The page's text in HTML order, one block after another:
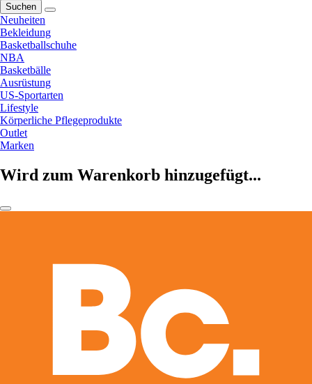
Suchen
Neuheiten
Bekleidung
Basketballschuhe
NBA
Basketbälle
Ausrüstung
US-Sportarten
Lifestyle
Körperliche Pflegeprodukte
Outlet
Marken
Wird zum Warenkorb hinzugefügt...